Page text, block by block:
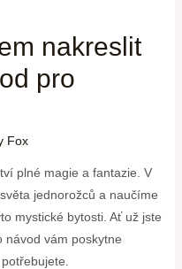
nakreslit
pro
Fox
plné magie a fantazie. V
jednorožců a naučíme
mystické bytosti. Ať už jste
návod vám poskytne